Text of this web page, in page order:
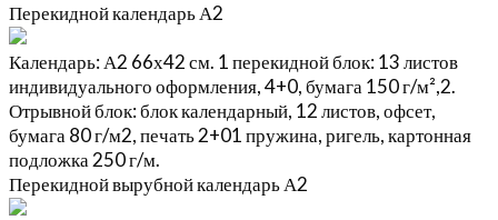
Перекидной календарь А2
Календарь: А2 66х42 см. 1 перекидной блок: 13 листов
индивидуального оформления, 4+0, бумага 150 г/м²,2.
Отрывной блок: блок календарный, 12 листов, офсет,
бумага 80 г/м2, печать 2+01 пружина, ригель, картонная
подложка 250 г/м.
Перекидной вырубной календарь А2